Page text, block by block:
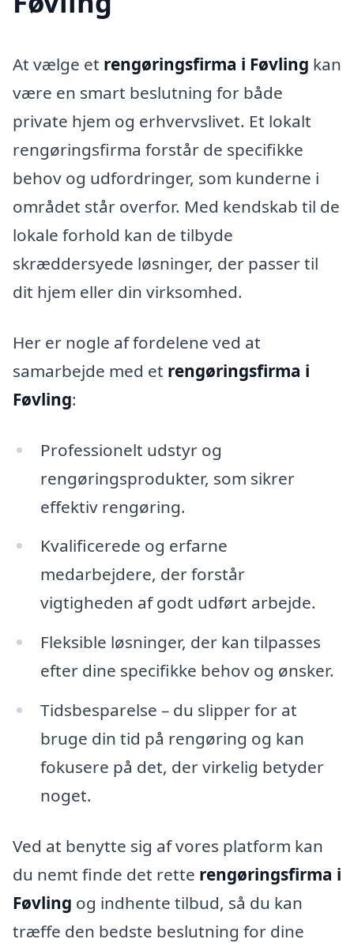
At vælge et rengøringsfirma i Føvling kan
være en smart beslutning for både
private hjem og erhvervslivet. Et lokalt
rengøringsfirma forstår de specifikke
behov og udfordringer, som kunderne i
området står overfor. Med kendskab til de
lokale forhold kan de tilbyde
skræddersyede løsninger, der passer til
dit hjem eller din virksomhed.
Her er nogle af fordelene ved at
samarbejde med et rengøringsfirma i
Føvling:
Professionelt udstyr og
rengøringsprodukter, som sikrer
effektiv rengøring.
Kvalificerede og erfarne
medarbejdere, der forstår
vigtigheden af godt udført arbejde.
Fleksible løsninger, der kan tilpasses
efter dine specifikke behov og ønsker.
Tidsbesparelse – du slipper for at
bruge din tid på rengøring og kan
fokusere på det, der virkelig betyder
noget.
Ved at benytte sig af vores platform kan
du nemt finde det rette rengøringsfirma i
Føvling og indhente tilbud, så du kan
træffe den bedste beslutning for dine